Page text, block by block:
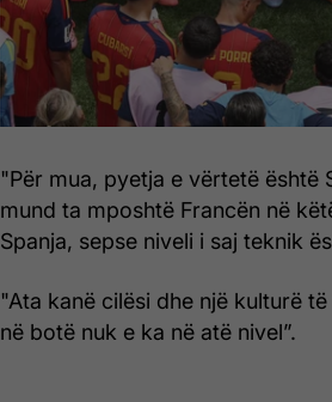
"Për mua, pyetja e vërtetë është
mund ta mposhtë Francën në
Spanja, sepse niveli i saj teknik
"Ata kanë cilësi dhe një kulturë
në botë nuk e ka në atë nivel”.